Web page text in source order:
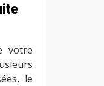
votre
le